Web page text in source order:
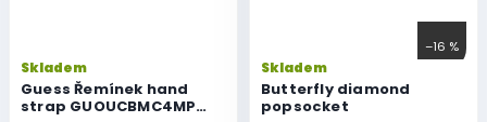
Guess Řemínek hand
strap GUOUCBMC4MP
Skladem
–16 %
Butterfly diamond
popsocket
Skladem